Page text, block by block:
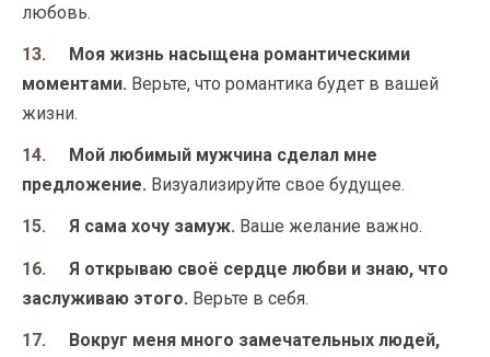
любовь.
Моя жизнь насыщена романтическими
моментами. Верьте, что романтика будет в вашей
жизни.
Мой любимый мужчина сделал мне
предложение. Визуализируйте свое будущее.
Я сама хочу замуж. Ваше желание важно.
Я открываю своё сердце любви и знаю, что
заслуживаю этого. Верьте в себя.
Вокруг меня много замечательных людей,